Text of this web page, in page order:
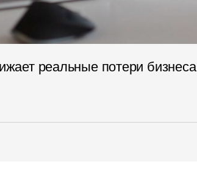
реальные потери бизнеса